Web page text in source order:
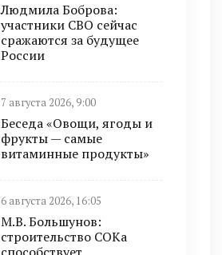
Людмила Боброва:
участники СВО сейчас
сражаются за будущее
России
7 августа 2026, 9:00
Беседа «Овощи, ягоды и
фрукты — самые
витаминные продукты»
6 августа 2026, 16:05
М.В. Большунов:
строительство СОКа